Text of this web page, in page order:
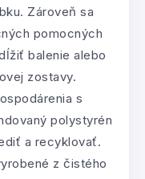
Zároveň sa
pomocných
balenie alebo
zostavy.
s
polystyrén
a recyklovať.
z čistého